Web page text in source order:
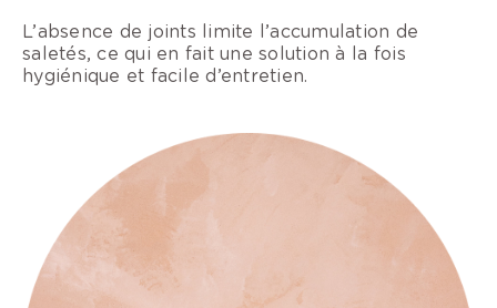
L’absence de joints limite l’accumulation de
saletés, ce qui en fait une solution à la fois
hygiénique et facile d’entretien.